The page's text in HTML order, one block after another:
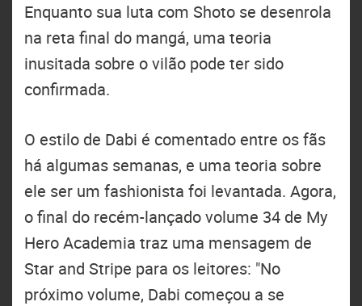
Enquanto sua luta com Shoto se desenrola
na reta final do mangá, uma teoria
inusitada sobre o vilão pode ter sido
confirmada.
O estilo de Dabi é comentado entre os fãs
há algumas semanas, e uma teoria sobre
ele ser um fashionista foi levantada. Agora,
o final do recém-lançado volume 34 de My
Hero Academia traz uma mensagem de
Star and Stripe para os leitores: "No
próximo volume, Dabi começou a se